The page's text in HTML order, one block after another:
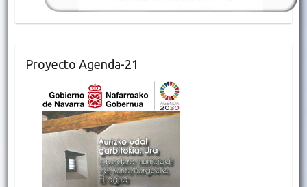
Proyecto Agenda-21